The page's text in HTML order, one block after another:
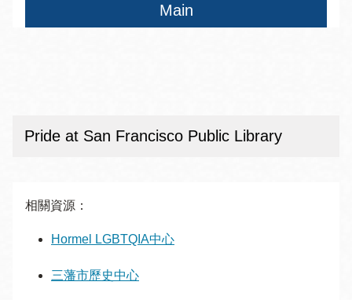
Main
Pride at San Francisco Public Library
相關資源：
Hormel LGBTQIA中心
三藩市歷史中心